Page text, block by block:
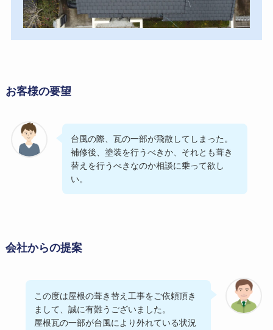
お客様の要望
台風の際、瓦の一部が飛散してしまった。
補修後、塗装を行うべきか、それとも葺き
替えを行うべきなのか相談に乗って欲し
い。
会社からの提案
この度は屋根の葺き替え工事をご依頼頂き
まして、誠に有難うございました。
屋根瓦の一部が台風により外れている状況